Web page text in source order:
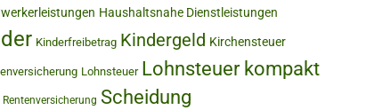
Haushaltsnahe Dienstleistungen
Kinderfreibetrag Kindergeld Kirchensteuer
Lohnsteuer Lohnsteuer kompakt
Rentenversicherung Scheidung